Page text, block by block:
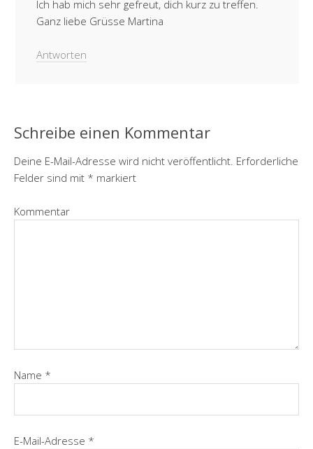
Ich hab mich sehr gefreut, dich kurz zu treffen.
Ganz liebe Grüsse Martina
Antworten
Schreibe einen Kommentar
Deine E-Mail-Adresse wird nicht veröffentlicht. Erforderliche
Felder sind mit * markiert
Kommentar
Name *
E-Mail-Adresse *